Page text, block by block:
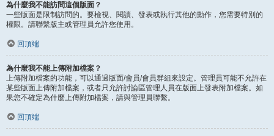
為什麼我不能訪問這個版面？
一些版面是限制訪問的。要檢視、閱讀、發表或執行其他的動作，您需要特別的
權限。請聯繫版主或管理員允許您使用。
回頂端
為什麼我不能上傳附加檔案？
上傳附加檔案的功能，可以通過版面/會員/會員群組來設定。管理員可能不允許在
某些版面上傳附加檔案，或者只允許討論區管理人員在版面上發表附加檔案。如
果您不確定為什麼上傳附加檔案，請與管理員聯繫。
回頂端